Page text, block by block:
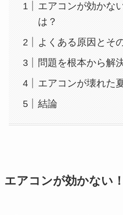
エアコンが効かな
は？
よくある原因とそ
問題を根本から解
エアコンが壊れた
結論
エアコンが効かない